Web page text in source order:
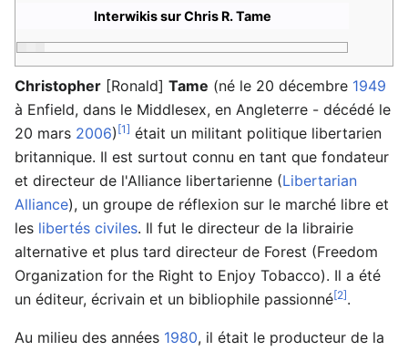
Interwikis sur Chris R. Tame
Christopher [Ronald] Tame (né le 20 décembre 1949
à Enfield, dans le Middlesex, en Angleterre - décédé le
20 mars 2006) [1] était un militant politique libertarien
britannique. Il est surtout connu en tant que fondateur
et directeur de l'Alliance libertarienne (Libertarian
Alliance), un groupe de réflexion sur le marché libre et
les libertés civiles. Il fut le directeur de la librairie
alternative et plus tard directeur de Forest (Freedom
Organization for the Right to Enjoy Tobacco). Il a été
un éditeur, écrivain et un bibliophile passionné[2].
Au milieu des années 1980, il était le producteur de la